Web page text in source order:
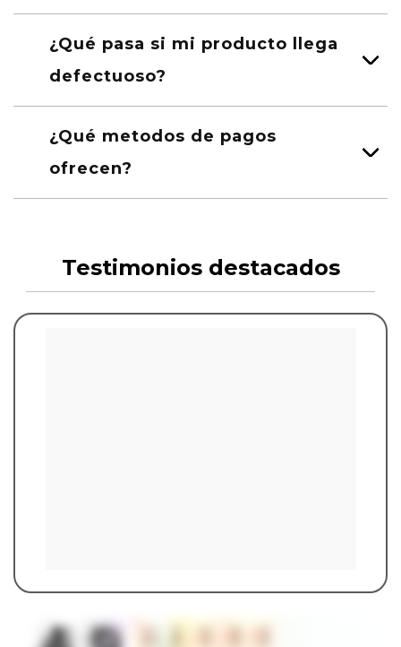
¿Qué pasa si mi producto llega
defectuoso?
¿Qué metodos de pagos
ofrecen?
Testimonios destacados